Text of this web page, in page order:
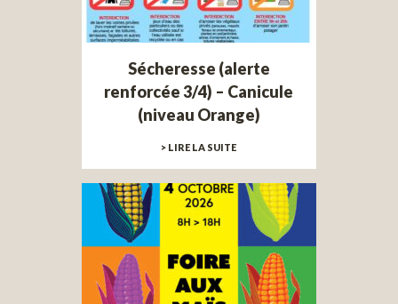
Sécheresse (alerte
renforcée 3/4) – Canicule
(niveau Orange)
> LIRE LA SUITE